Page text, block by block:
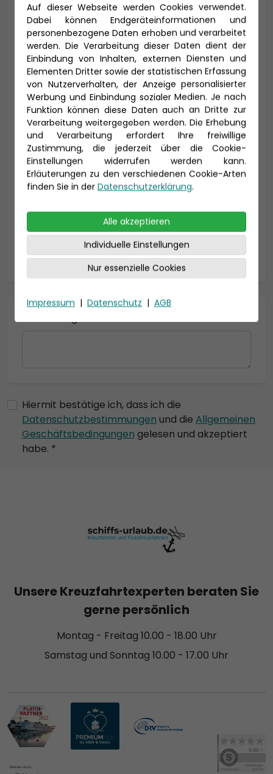
E-Mail *
Telefon *
Geburtsdatum
* = Pflichtfelder
Hiermit bestätige ich, dass ich die
Datenschutzbestimmungen und die Allgemeinen
Geschäftsbedingungen gelesen und akzeptiert
habe. *
Auf dieser Webseite werden Cookies verwendet.
Dabei können Endgeräteinformationen und
personenbezogene Daten erhoben und verarbeitet
werden. Die Verarbeitung dieser Daten dient der
Einbindung von Inhalten, externen Diensten und
Elementen Dritter sowie der statistischen Erfassung
von Nutzerverhalten, der Anzeige personalisierter
Werbung und Einbindung sozialer Medien. Je nach
Funktion können diese Daten auch an Dritte zur
Verarbeitung weitergegeben werden. Die Erhebung
und Verarbeitung erfordert Ihre freiwillige
Zustimmung, die jederzeit über die Cookie-
Einstellungen widerrufen werden kann.
Erläuterungen zu den verschiedenen Cookie-Arten
finden Sie in der Datenschutzerklärung.
Alle akzeptieren
Individuelle Einstellungen
Nur essenzielle Cookies
Impressum | Datenschutz | AGB
Unsere Kreuzfahrtexperten beraten Sie
gerne persönlich
Montag - Freitag 10.00 - 18.00 Uhr
Samstag und Sonntag 10.00 - 17.00 Uhr